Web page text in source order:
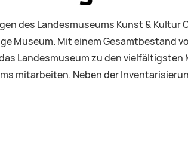
des Landesmuseums Kunst & Kultur
Museum. Mit einem Gesamtbestand
Landesmuseum zu den vielfältigsten
mitarbeiten. Neben der